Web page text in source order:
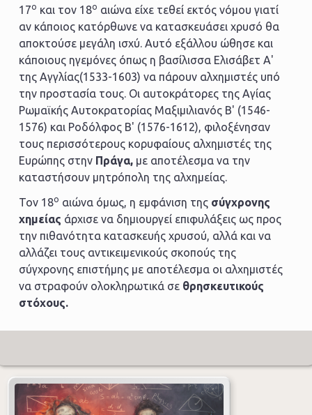
17ο και τον 18ο αιώνα είχε τεθεί εκτός νόμου γιατί
αν κάποιος κατόρθωνε να κατασκευάσει χρυσό θα
αποκτούσε μεγάλη ισχύ. Αυτό εξάλλου ώθησε και
κάποιους ηγεμόνες όπως η βασίλισσα Ελισάβετ Α'
της Αγγλίας(1533-1603) να πάρουν αλχημιστές υπό
την προστασία τους. Οι αυτοκράτορες της Αγίας
Ρωμαϊκής Αυτοκρατορίας Μαξιμιλιανός Β' (1546-
1576) και Ροδόλφος Β' (1576-1612), φιλοξένησαν
τους περισσότερους κορυφαίους αλχημιστές της
Ευρώπης στην Πράγα,με αποτέλεσμα να την
καταστήσουν μητρόπολη της αλχημείας.
Τον 18ο αιώνα όμως, η εμφάνιση της σύγχρονης
χημείας άρχισε να δημιουργεί επιφυλάξεις ως προς
την πιθανότητα κατασκευής χρυσού, αλλά και να
αλλάζει τους αντικειμενικούς σκοπούς της
σύγχρονης επιστήμης με αποτέλεσμα οι αλχημιστές
να στραφούν ολοκληρωτικά σε θρησκευτικούς
στόχους.